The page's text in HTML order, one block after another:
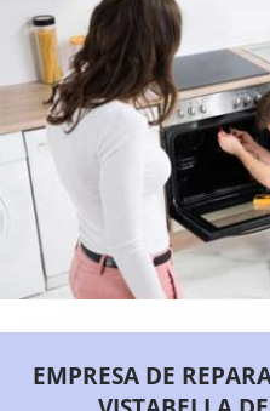
EMPRESA DE